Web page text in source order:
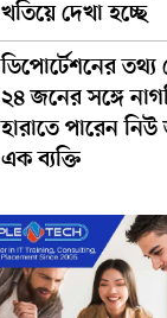
খতিয়ে দেখা হচ্ছে
ডিপোর্টেশনের
২৪ জনের সঙ্গে
হারাতে পারেন নিউ
এক ব্যক্তি